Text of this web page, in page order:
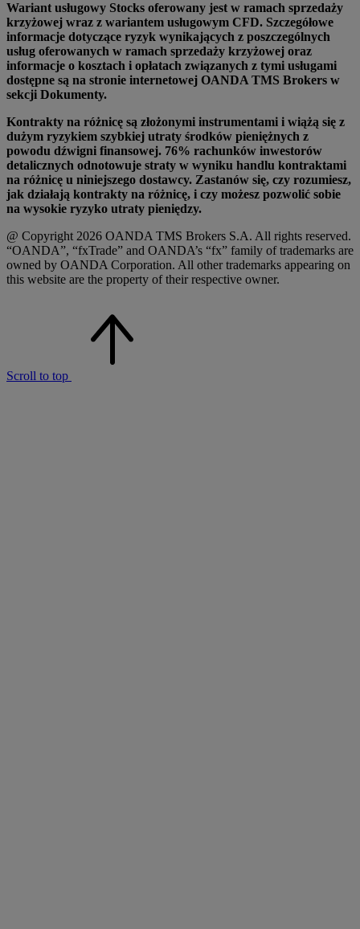
Wariant usługowy Stocks oferowany jest w ramach sprzedaży
krzyżowej wraz z wariantem usługowym CFD. Szczegółowe
informacje dotyczące ryzyk wynikających z poszczególnych
usług oferowanych w ramach sprzedaży krzyżowej oraz
informacje o kosztach i opłatach związanych z tymi usługami
dostępne są na stronie internetowej OANDA TMS Brokers w
sekcji Dokumenty.
Kontrakty na różnicę są złożonymi instrumentami i wiążą się z
dużym ryzykiem szybkiej utraty środków pieniężnych z
powodu dźwigni finansowej. 76% rachunków inwestorów
detalicznych odnotowuje straty w wyniku handlu kontraktami
na różnicę u niniejszego dostawcy. Zastanów się, czy rozumiesz,
jak działają kontrakty na różnicę, i czy możesz pozwolić sobie
na wysokie ryzyko utraty pieniędzy.
@ Copyright 2026 OANDA TMS Brokers S.A. All rights reserved.
“OANDA”, “fxTrade” and OANDA’s “fx” family of trademarks are
owned by OANDA Corporation. All other trademarks appearing on
this website are the property of their respective owner.
Scroll to top